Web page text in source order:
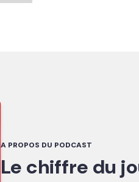
A PROPOS DU PODCAST
Le chiffre du